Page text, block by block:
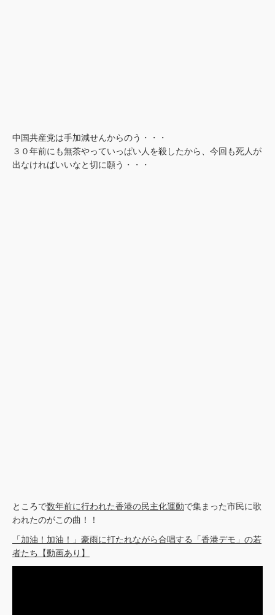
中国共産党は手加減せんからのう・・・
３０年前にも無茶やっていっぱい人を殺したから、今回も死人が
出なければいいなと切に願う・・・
ところで数年前に行われた香港の民主化運動で集まった市民に歌
われたのがこの曲！！
「加油！加油！」豪雨に打たれながら合唱する「香港デモ」の若
者たち【動画あり】